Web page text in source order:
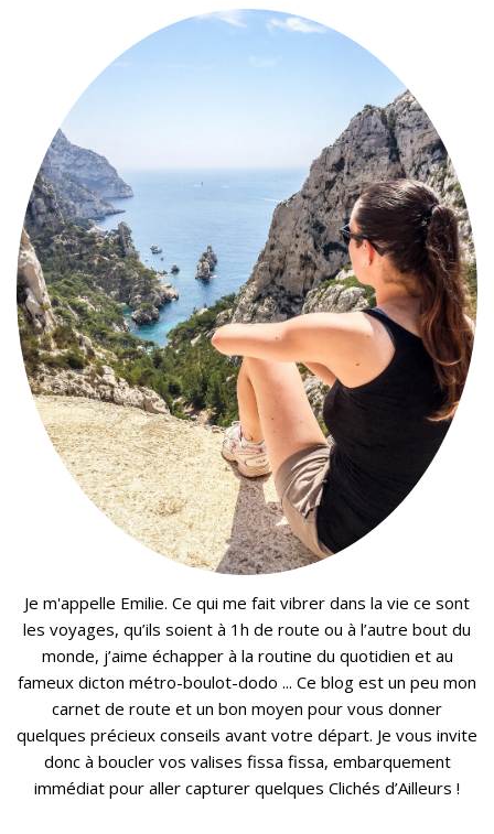
Je m'appelle Emilie. Ce qui me fait vibrer dans la vie ce sont
les voyages, qu’ils soient à 1h de route ou à l’autre bout du
monde, j’aime échapper à la routine du quotidien et au
fameux dicton métro-boulot-dodo ... Ce blog est un peu mon
carnet de route et un bon moyen pour vous donner
quelques précieux conseils avant votre départ. Je vous invite
donc à boucler vos valises fissa fissa, embarquement
immédiat pour aller capturer quelques Clichés d’Ailleurs !